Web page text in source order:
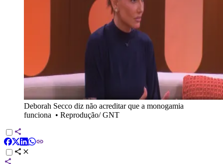
Deborah Secco diz não acreditar que a monogamia
funciona • Reprodução/ GNT